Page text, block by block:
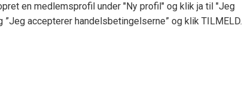
en medlemsprofil under "Ny profil" og klik ja til "Jeg
accepterer handelsbetingelserne” og klik TILMELD.